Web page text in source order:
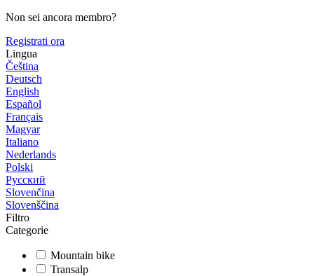
Non sei ancora membro?
Registrati ora
Lingua
Čeština
Deutsch
English
Español
Français
Magyar
Italiano
Nederlands
Polski
Русский
Slovenčina
Slovenščina
Filtro
Categorie
Mountain bike
Transalp